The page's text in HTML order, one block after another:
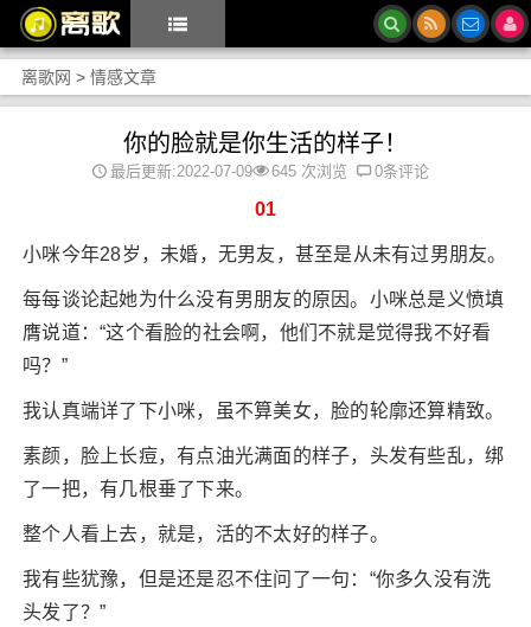
离歌网 > 情感文章
你的脸就是你生活的样子！
最后更新:2022-07-09 645 次浏览 0条评论
01
小咪今年28岁，未婚，无男友，甚至是从未有过男朋友。
每每谈论起她为什么没有男朋友的原因。小咪总是义愤填
膺说道：“这个看脸的社会啊，他们不就是觉得我不好看
吗？”
我认真端详了下小咪，虽不算美女，脸的轮廓还算精致。
素颜，脸上长痘，有点油光满面的样子，头发有些乱，绑
了一把，有几根垂了下来。
整个人看上去，就是，活的不太好的样子。
我有些犹豫，但是还是忍不住问了一句：“你多久没有洗
头发了？”